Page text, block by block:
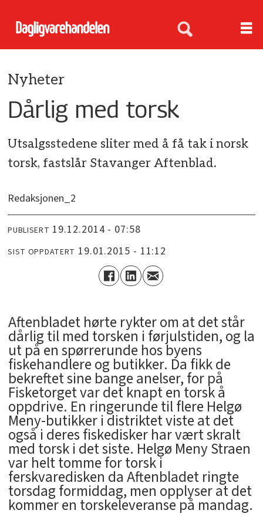
Nyheter
Dårlig med torsk
Utsalgsstedene sliter med å få tak i norsk
torsk, fastslår Stavanger Aftenblad.
Redaksjonen_2
PUBLISERT 19.12.2014 - 07:58
SIST OPPDATERT 19.01.2015 - 11:12
Aftenbladet hørte rykter om at det står
dårlig til med torsken i førjulstiden, og la
ut på en spørrerunde hos byens
fiskehandlere og butikker. Da fikk de
bekreftet sine bange anelser, for på
Fisketorget var det knapt en torsk å
oppdrive. En ringerunde til flere Helgø
Meny-butikker i distriktet viste at det
også i deres fiskedisker har vært skralt
med torsk i det siste. Helgø Meny Straen
var helt tomme for torsk i
ferskvaredisken da Aftenbladet ringte
torsdag formiddag, men opplyser at det
kommer en torskeleveranse på mandag.